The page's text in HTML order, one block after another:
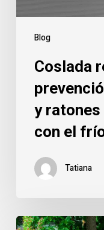
Blog
buscan
refugio
Coslada
y
con el
Tatiana
Control